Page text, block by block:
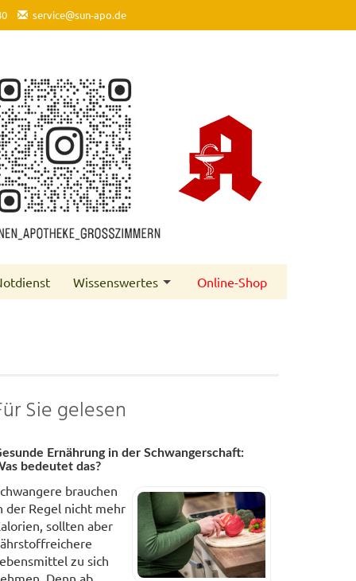
service@sun-apo.de
Wissenswertes Online-Shop
Sie gelesen
Ernährung in der Schwangerschaft:
bedeutet das?
brauchen
der Regel nicht mehr
sollten aber
zu sich
Denn ab